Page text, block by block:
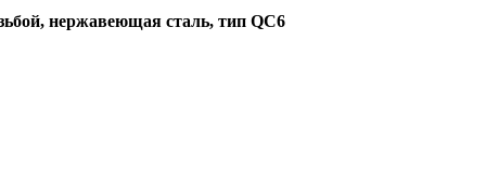
нержавеющая сталь, тип QC6